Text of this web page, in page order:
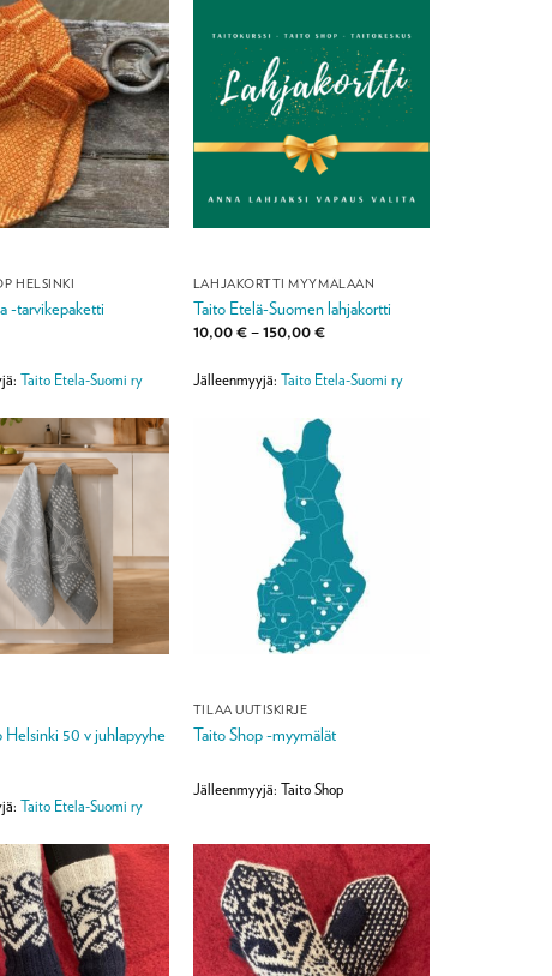
HELSINKI
-tarvikepaketti
Taito Etela-Suomi ry
LAHJAKORTTI MYYMÄLÄÄN
Taito Etelä-Suomen lahjakortti
10,00€–150,00€Hintaluokka:
150,00 €
Jälleenmyyjä: Taito Etela-Suomi ry
Helsinki 50 v juhlapyyhe
Taito Etela-Suomi ry
TILAA UUTISKIRJE
Taito Shop -myymälät
Jälleenmyyjä: Taito Shop